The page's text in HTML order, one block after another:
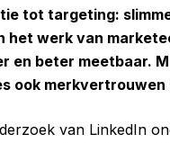
tot targeting:
het werk van
en beter meetbaar.
ook merkvertrouwen
van LinkedIn